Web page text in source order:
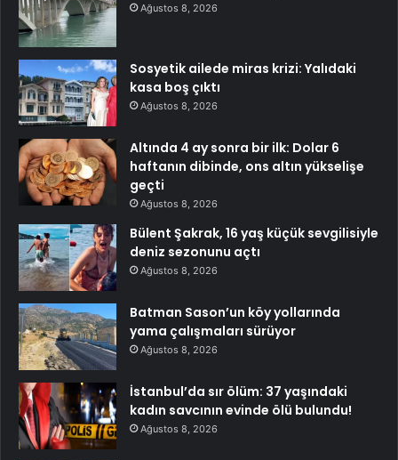
Ağustos 8, 2026
Sosyetik ailede miras krizi: Yalıdaki
kasa boş çıktı
Ağustos 8, 2026
Altında 4 ay sonra bir ilk: Dolar 6
haftanın dibinde, ons altın yükselişe
geçti
Ağustos 8, 2026
Bülent Şakrak, 16 yaş küçük sevgilisiyle
deniz sezonunu açtı
Ağustos 8, 2026
Batman Sason’un köy yollarında
yama çalışmaları sürüyor
Ağustos 8, 2026
İstanbul’da sır ölüm: 37 yaşındaki
kadın savcının evinde ölü bulundu!
Ağustos 8, 2026